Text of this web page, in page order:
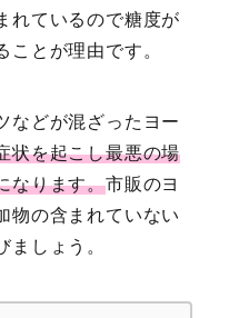
れているので糖度が
とが理由です。
などが混ざったヨー
状を起こし最悪の場
なります。市販のヨ
物の含まれていない
しょう。